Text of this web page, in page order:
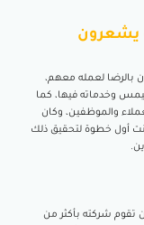
يشعرون
لعمله معهم،
وخدماته فيها، كما
والموظفين، وكان
أول خطوة لتحقيق ذلك
تقوم شركته بأكثر من